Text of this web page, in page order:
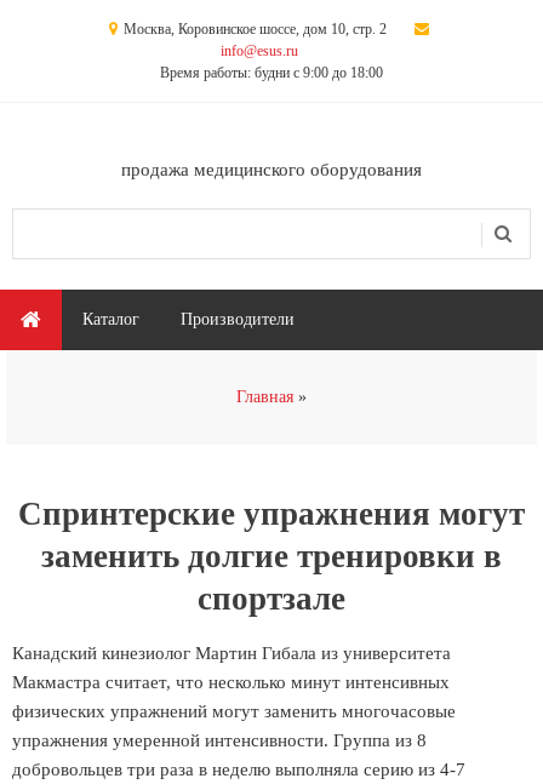
Москва, Коровинское шоссе, дом 10, стр. 2
info@esus.ru
Время работы: будни с 9:00 до 18:00
продажа медицинского оборудования
Главное меню
Каталог Производители
Главная
Cпринтерские упражнения могут
заменить долгие тренировки в
спортзале
Канадский кинезиолог Мартин Гибала из университета
Макмастра считает, что несколько минут интенсивных
физических упражнений могут заменить многочасовые
упражнения умеренной интенсивности. Группа из 8
добровольцев три раза в неделю выполняла серию из 4-7